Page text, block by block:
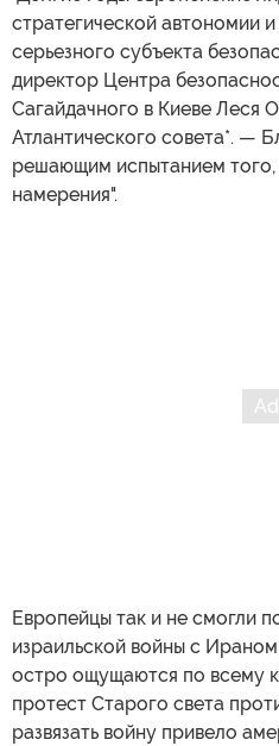
стратегической автономии
серьезного субъекта
директор Центра
Сагайдачного в Киеве Леся
Атлантического совета*. —
решающим испытанием того,
намерения".
Европейцы так и не смогли
израильской войны с
остро ощущаются по всему
протест Старого света
развязать войну привело